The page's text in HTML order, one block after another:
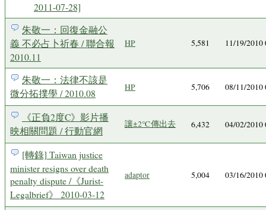
2011-07-28]
朱敬一：回復金融公
義 不必占卜祈春 / 聯合報
2010.11
HP 5,581 11/19/
朱敬一：法律不該是
微分拓撲學 / 2010.08
HP 5,706 08/11/2010
《正負2度C》影片播
映相關問題 / 行動官網
讓±2℃傳出去 6,432 04/02/2010
[轉錄] Taiwan justice
minister resigns over death
penalty dispute /《Jurist-
Legalbrief》 2010-03-12
adaptor 5,004 03/16/2010